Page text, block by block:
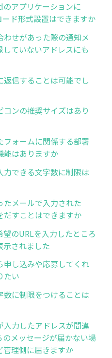
のアプリケーションに
ド形式設置はできますか
わせがあった際の通知メ
ていないアドレスにも
返信することは可能でし
コンの推奨サイズはあり
フォームに関係する部署
能はありますか
力できる文字数に制限は
たメールで入力された
だすことはできますか
望のURLを入力したところ
示されました
申し込みや応募してくれ
たい
数に制限をつけることは
入力したアドレスが間違
メッセージが届かない場
管理側に届きますか